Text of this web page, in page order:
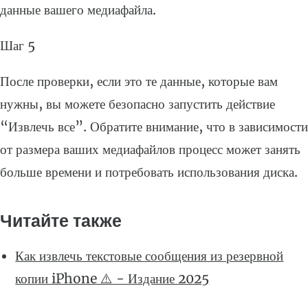
данные вашего медиафайла.
Шаг 5
После проверки, если это те данные, которые вам
нужны, вы можете безопасно запустить действие
“Извлечь все”. Обратите внимание, что в зависимости
от размера ваших медиафайлов процесс может занять
больше времени и потребовать использования диска.
Читайте также
Как извлечь текстовые сообщения из резервной
копии iPhone ⚠️ - Издание 2025